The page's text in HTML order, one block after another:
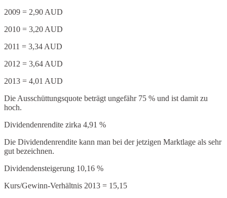
2009 = 2,90 AUD
2010 = 3,20 AUD
2011 = 3,34 AUD
2012 = 3,64 AUD
2013 = 4,01 AUD
Die Ausschüttungsquote beträgt ungefähr 75 % und ist damit zu
hoch.
Dividendenrendite zirka 4,91 %
Die Dividendenrendite kann man bei der jetzigen Marktlage als sehr
gut bezeichnen.
Dividendensteigerung 10,16 %
Kurs/Gewinn-Verhältnis 2013 = 15,15